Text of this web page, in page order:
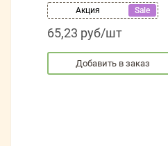
Акция Sale
65,23 руб/шт
Добавить в заказ